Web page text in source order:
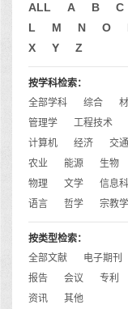
ALL A B C
L
M N O
X
Y Z
按学科检索：
全部学科
综合
管理学
工程技术
计算机
经济 交
农业
能源 生物
物理
文学 信息
语言
哲学 宗教学
按类型检索：
全部文献
电子期刊
报告
会议 专利
资讯
其他